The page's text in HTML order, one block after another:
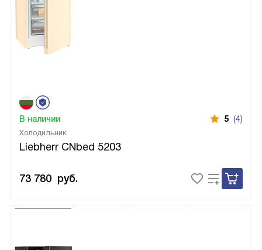
Холодильник
Liebherr CNbed 5203
В наличии 5 (4)
73 780 руб.